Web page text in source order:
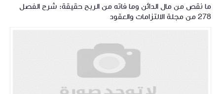
ما نقص من مال الدائن وما فاته من الربح حقيقة: شرح الفصل
278 من مجلة الالتزامات والعقود